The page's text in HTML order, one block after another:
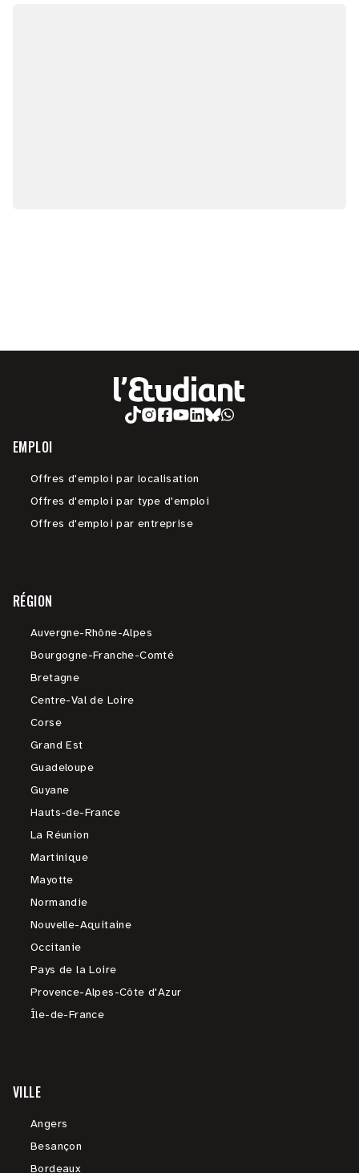
EMPLOI
Offres d'emploi par localisation
Offres d'emploi par type d'emploi
Offres d'emploi par entreprise
RÉGION
Auvergne-Rhône-Alpes
Bourgogne-Franche-Comté
Bretagne
Centre-Val de Loire
Corse
Grand Est
Guadeloupe
Guyane
Hauts-de-France
La Réunion
Martinique
Mayotte
Normandie
Nouvelle-Aquitaine
Occitanie
Pays de la Loire
Provence-Alpes-Côte d'Azur
Île-de-France
VILLE
Angers
Besançon
Bordeaux